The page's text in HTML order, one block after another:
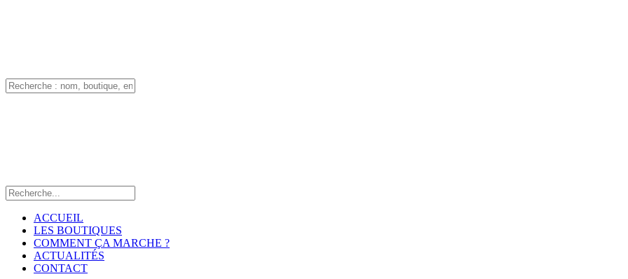
ACCUEIL
LES BOUTIQUES
COMMENT ÇA MARCHE ?
ACTUALITÉS
CONTACT